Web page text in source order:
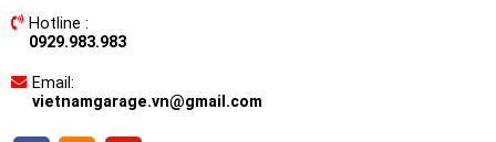
Decal Wrap Film là gì?
Decal wrap film là một loại phim nhựa co dãn có khả năng
bám dính cao, được sử dụng để bọc bề mặt của ô tô nhằm
Hotline :
0929.983.983
Email:
vietnamgarage.vn@gmail.com